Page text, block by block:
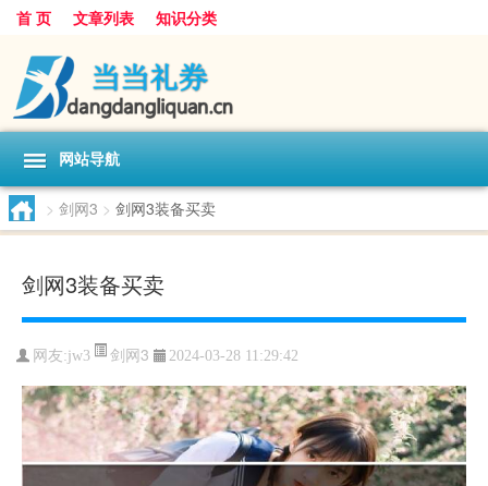
首 页 文章列表 知识分类
网站导航
> 剑网3 > 剑网3装备买卖
剑网3装备买卖
网友:jw3 剑网3 2024-03-28 11:29:42